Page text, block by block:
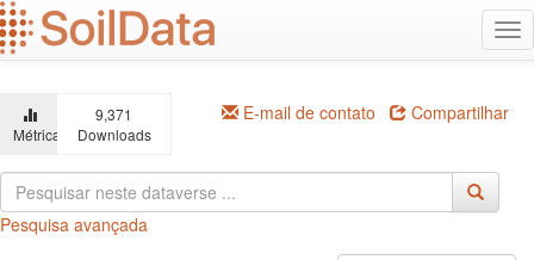
Ir
para
o
principal
Métricas
9,371
Downloads
E-mail de contato Compartilhar
Pesquisa avançada